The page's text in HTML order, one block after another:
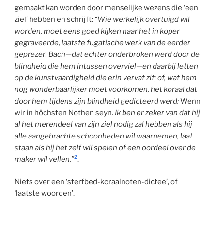
gemaakt kan worden door menselijke wezens die ‘een
ziel’ hebben en schrijft: “Wie werkelijk overtuigd wil
worden, moet eens goed kijken naar het in koper
gegraveerde, laatste fugatische werk van de eerder
geprezen Bach—dat echter onderbroken werd door de
blindheid die hem intussen overviel—en daarbij letten
op de kunstvaardigheid die erin vervat zit; of, wat hem
nog wonderbaarlijker moet voorkomen, het koraal dat
door hem tijdens zijn blindheid gedicteerd werd:Wenn
wir in höchsten Nothen seyn. Ik ben er zeker van dat hij
al het merendeel van zijn ziel nodig zal hebben als hij
alle aangebrachte schoonheden wil waarnemen, laat
staan als hij het zelf wil spelen of een oordeel over de
maker wil vellen.”2.
Niets over een ‘sterfbed-koraalnoten-dictee’, of
‘laatste woorden’.